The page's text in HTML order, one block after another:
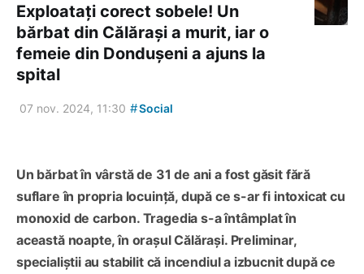
Exploatați corect sobele! Un
bărbat din Călărași a murit, iar o
femeie din Dondușeni a ajuns la
spital
07 nov. 2024, 11:30 #Social
Un bărbat în vârstă de 31 de ani a fost găsit fără
suflare în propria locuință, după ce s-ar fi intoxicat cu
monoxid de carbon. Tragedia s-a întâmplat în
această noapte, în orașul Călărași. Preliminar,
specialiștii au stabilit că incendiul a izbucnit după ce